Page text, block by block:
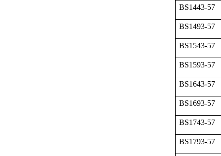
BS1443-57
BS1493-57
BS1543-57
BS1593-57
BS1643-57
BS1693-57
BS1743-57
BS1793-57